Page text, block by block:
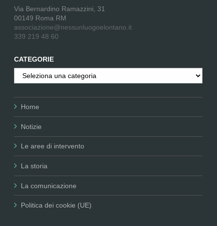
Via Bernardino Ramazzini, 31
00149 Roma RM
associazione@nessunluogoelontano.it
339 219 48 60
CATEGORIE
Categorie
Home
Notizie
Le aree di intervento
La storia
La comunicazione
Politica dei cookie (UE)